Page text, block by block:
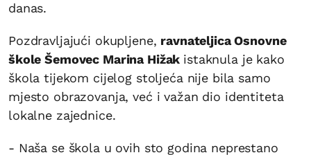
danas.
Pozdravljajući okupljene, ravnateljica Osnovne
škole Šemovec Marina Hižak istaknula je kako
škola tijekom cijelog stoljeća nije bila samo
mjesto obrazovanja, već i važan dio identiteta
lokalne zajednice.
- Naša se škola u ovih sto godina neprestano